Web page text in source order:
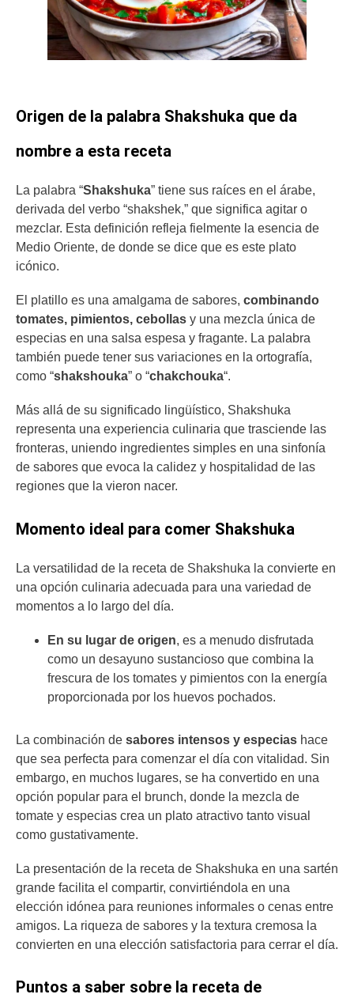
Origen de la palabra Shakshuka que da
nombre a esta receta
La palabra “Shakshuka” tiene sus raíces en el árabe,
derivada del verbo “shakshek,” que significa agitar o
mezclar. Esta definición refleja fielmente la esencia de
Medio Oriente, de donde se dice que es este plato
icónico.
El platillo es una amalgama de sabores, combinando
tomates, pimientos, cebollas y una mezcla única de
especias en una salsa espesa y fragante. La palabra
también puede tener sus variaciones en la ortografía,
como “shakshouka” o “chakchouka“.
Más allá de su significado lingüístico, Shakshuka
representa una experiencia culinaria que trasciende las
fronteras, uniendo ingredientes simples en una sinfonía
de sabores que evoca la calidez y hospitalidad de las
regiones que la vieron nacer.
Momento ideal para comer Shakshuka
La versatilidad de la receta de Shakshuka la convierte en
una opción culinaria adecuada para una variedad de
momentos a lo largo del día.
En su lugar de origen, es a menudo disfrutada
como un desayuno sustancioso que combina la
frescura de los tomates y pimientos con la energía
proporcionada por los huevos pochados.
La combinación de sabores intensos y especias hace
que sea perfecta para comenzar el día con vitalidad. Sin
embargo, en muchos lugares, se ha convertido en una
opción popular para el brunch, donde la mezcla de
tomate y especias crea un plato atractivo tanto visual
como gustativamente.
La presentación de la receta de Shakshuka en una sartén
grande facilita el compartir, convirtiéndola en una
elección idónea para reuniones informales o cenas entre
amigos. La riqueza de sabores y la textura cremosa la
convierten en una elección satisfactoria para cerrar el día.
Puntos a saber sobre la receta de